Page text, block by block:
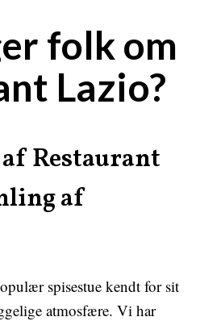
folk om
Lazio?
Restaurant
af
spisestue kendt for sit
atmosfære. Vi har